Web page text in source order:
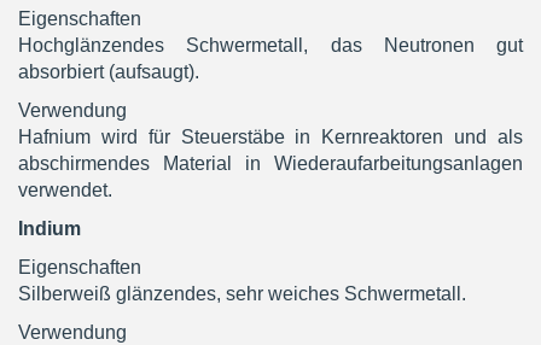
Eigenschaften
Hochglänzendes Schwermetall, das Neutronen gut
absorbiert (aufsaugt).
Verwendung
Hafnium wird für Steuerstäbe in Kernreaktoren und als
abschirmendes Material in Wiederaufarbeitungsanlagen
verwendet.
Indium
Eigenschaften
Silberweiß glänzendes, sehr weiches Schwermetall.
Verwendung